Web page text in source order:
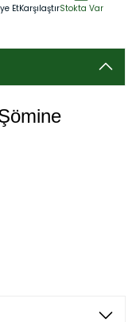
EtKarşılaştırStokta Var